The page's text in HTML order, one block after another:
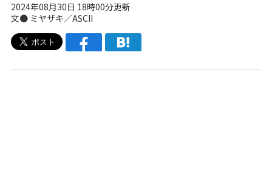
2024年08月30日 18時00分更新
文● ミヤザキ／ASCII